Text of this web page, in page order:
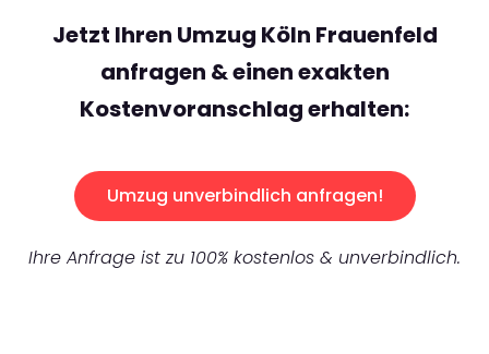
Jetzt Ihren Umzug Köln Frauenfeld
anfragen & einen exakten
Kostenvoranschlag erhalten:
Umzug unverbindlich anfragen!
Ihre Anfrage ist zu 100% kostenlos & unverbindlich.